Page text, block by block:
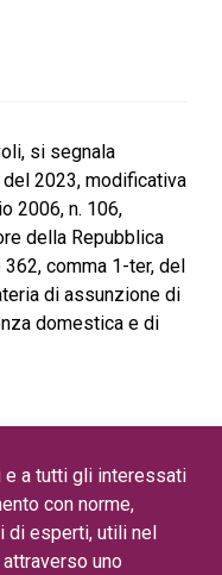
si segnala
del 2023, modificativa
2006, n. 106,
della Repubblica
comma 1-ter, del
di assunzione di
domestica e di
e a tutti gli interessati
con norme,
di esperti, utili nel
uno